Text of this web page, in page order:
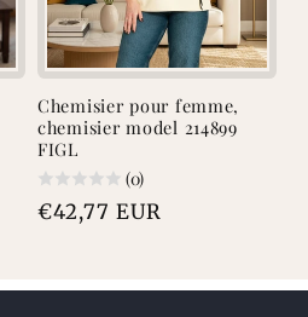
Chemisier pour femme,
chemisier model 214899
FIGL
(0)
Prix
€42,77 EUR